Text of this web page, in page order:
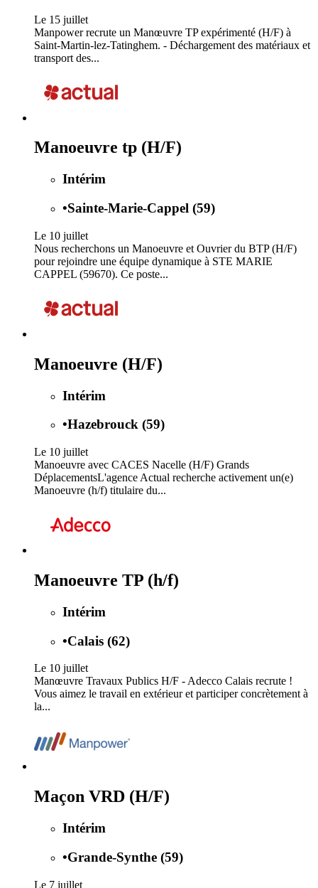
Le 15 juillet
Manpower recrute un Manœuvre TP expérimenté (H/F) à
Saint-Martin-lez-Tatinghem. - Déchargement des matériaux et
transport des...
Manoeuvre tp (H/F)
Intérim
•Sainte-Marie-Cappel (59)
Le 10 juillet
Nous recherchons un Manoeuvre et Ouvrier du BTP (H/F)
pour rejoindre une équipe dynamique à STE MARIE
CAPPEL (59670). Ce poste...
Manoeuvre (H/F)
Intérim
•Hazebrouck (59)
Le 10 juillet
Manoeuvre avec CACES Nacelle (H/F) Grands
DéplacementsL'agence Actual recherche activement un(e)
Manoeuvre (h/f) titulaire du...
Manoeuvre TP (h/f)
Intérim
•Calais (62)
Le 10 juillet
Manœuvre Travaux Publics H/F - Adecco Calais recrute !
Vous aimez le travail en extérieur et participer concrètement à
la...
Maçon VRD (H/F)
Intérim
•Grande-Synthe (59)
Le 7 juillet